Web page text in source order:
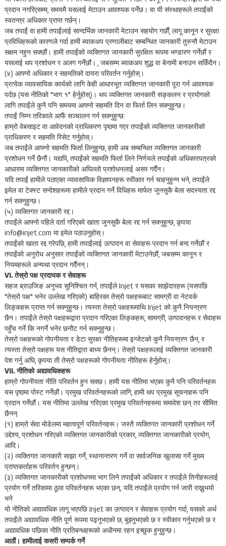
प्रदान नगरिएसम्म, समयमै यसलाई मेटाउन आवश्यक पर्नेछ। वा यी संस्थाहरूले तपाईंको
स्वतन्त्र अधिकार प्राप्त गर्छन्।
जब तपाईं वा हामी तपाईंलाई सान्दर्भिक जानकारी मेटाउन सहयोग गर्छौं, लागू कानून र सुरक्षा
प्रविधिहरूको कारणले गर्दा हामी ब्याकअप प्रणालीबाट सम्बन्धित जानकारी तुरुन्तै मेटाउन
सक्षम नहुन सक्छौं। हामी तपाईंको व्यक्तिगत जानकारी सुरक्षित रूपमा भण्डारण गर्नेछौं र
यसलाई थप प्रशोधन र अलग गर्नेछौं। , जबसम्म ब्याकअप शुद्ध वा बेनामी बनाउन सकिँदैन।
(४) आफ्नो अधिकार र सहमतिको दायरा परिवर्तन गर्नुहोस्।
प्रत्येक व्यावसायिक कार्यको लागि केही आधारभूत व्यक्तिगत जानकारी पूरा गर्न आवश्यक
पर्दछ (यस नीतिको "भाग १" हेर्नुहोस्)। थप व्यक्तिगत जानकारी सङ्कलन र प्रयोगको
लागि तपाईंले कुनै पनि समयमा आफ्नो सहमति दिन वा फिर्ता लिन सक्नुहुन्छ।
तपाईं निम्न तरिकाले आफैं सञ्चालन गर्न सक्नुहुन्छ:
हाम्रो वेबसाइट वा आवेदनको प्राधिकरण पृष्ठमा गएर तपाईंको व्यक्तिगत जानकारीको
प्राधिकरण र सहमति रिसेट गर्नुहोस्।
जब तपाईंले आफ्नो सहमति फिर्ता लिनुहुन्छ, हामी अब सम्बन्धित व्यक्तिगत जानकारी
प्रशोधन गर्ने छैनौं। यद्यपि, तपाईंको सहमति फिर्ता लिने निर्णयले तपाईंको अधिकारपत्रको
आधारमा व्यक्तिगत जानकारीको अघिल्लो प्रशोधनलाई असर गर्दैन।
यदि तपाईं हामीले पठाएका व्यावसायिक विज्ञापनहरू स्वीकार गर्न चाहनुहुन्न भने, तपाईंले
इमेल वा टेक्स्ट सन्देशहरूमा हामीले प्रदान गर्ने विधिहरू मार्फत जुनसुकै बेला सदस्यता रद्द
गर्न सक्नुहुन्छ।
(५) व्यक्तिगत जानकारी रद्द।
तपाईंले आफ्नो पहिले दर्ता गरिएको खाता जुनसुकै बेला रद्द गर्न सक्नुहुन्छ, कृपया
info@injet.com मा इमेल पठाउनुहोस्।
तपाईंको खाता रद्द गरेपछि, हामी तपाईंलाई उत्पादन वा सेवाहरू प्रदान गर्न बन्द गर्नेछौं र
तपाईंको अनुरोध अनुसार तपाईंको व्यक्तिगत जानकारी मेटाउनेछौं, जबसम्म कानून र
नियमहरूले अन्यथा प्रदान गर्दैनन्।
VI. तेस्रो पक्ष प्रदायक र सेवाहरू
सहज ब्राउजिङ अनुभव सुनिश्चित गर्न, तपाईंले Injet र यसका साझेदारहरू (यसपछि
"तेस्रो पक्ष" भनेर उल्लेख गरिएको) बाहिरका तेस्रो पक्षहरूबाट सामग्री वा नेटवर्क
लिङ्कहरू प्राप्त गर्न सक्नुहुन्छ। त्यस्ता तेस्रो पक्षहरूमाथि Injet को कुनै नियन्त्रण
छैन। तपाईंले तेस्रो पक्षहरूद्वारा प्रदान गरिएका लिङ्कहरू, सामग्री, उत्पादनहरू र सेवाहरू
पहुँच गर्ने कि नगर्ने भनेर छनौट गर्न सक्नुहुन्छ।
तेस्रो पक्षहरूको गोपनीयता र डेटा सुरक्षा नीतिहरूमा इन्जेटको कुनै नियन्त्रण छैन, र
त्यस्ता तेस्रो पक्षहरू यस नीतिद्वारा बाध्य छैनन्। तेस्रो पक्षहरूलाई व्यक्तिगत जानकारी
पेश गर्नु अघि, कृपया ती तेस्रो पक्षहरूको गोपनीयता नीतिहरू हेर्नुहोस्।
VII. नीतिको अद्यावधिकहरू
हाम्रो गोपनीयता नीति परिवर्तन हुन सक्छ। हामी यस नीतिमा भएका कुनै पनि परिवर्तनहरू
यस पृष्ठमा पोस्ट गर्नेछौं। प्रमुख परिवर्तनहरूको लागि, हामी थप प्रमुख सूचनाहरू पनि
प्रदान गर्नेछौं। यस नीतिमा उल्लेख गरिएका प्रमुख परिवर्तनहरूमा समावेश छन् तर सीमित
छैनन्:
(१) हाम्रो सेवा मोडेलमा महत्वपूर्ण परिवर्तनहरू। जस्तै व्यक्तिगत जानकारी प्रशोधन गर्ने
उद्देश्य, प्रशोधन गरिएको व्यक्तिगत जानकारीको प्रकार, व्यक्तिगत जानकारीको प्रयोग,
आदि।
(२) व्यक्तिगत जानकारी साझा गर्ने, स्थानान्तरण गर्ने वा सार्वजनिक खुलासा गर्ने मुख्य
प्राप्तकर्ताहरू परिवर्तन हुन्छन्।
(३) व्यक्तिगत जानकारीको प्रशोधनमा भाग लिने तपाईंको अधिकार र तपाईंले तिनीहरूलाई
प्रयोग गर्ने तरिकामा ठूला परिवर्तनहरू भएका छन्; यदि तपाईंले प्रयोग गर्न जारी राख्नुभयो
भने
यो नीतिको अद्यावधिक लागू भएपछि Injet का उत्पादन र सेवाहरू प्रयोग गर्दा, यसको अर्थ
तपाईंले अद्यावधिक नीति पूर्ण रूपमा पढ्नुभएको छ, बुझ्नुभएको छ र स्वीकार गर्नुभएको छ र
अद्यावधिक पछिका नीति प्रतिबन्धहरूको अधीनमा रहन इच्छुक हुनुहुन्छ।
आठौं। हामीलाई कसरी सम्पर्क गर्ने